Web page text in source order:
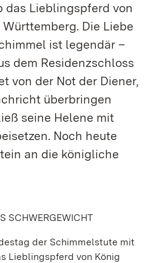
das Lieblingspferd von
Die Liebe
ist legendär –
dem Residenzschloss
von der Not der Diener,
überbringen
seine Helene mit
Noch heute
an die königliche
SCHWERGEWICHT
der Schimmelstute mit
Lieblingspferd von König